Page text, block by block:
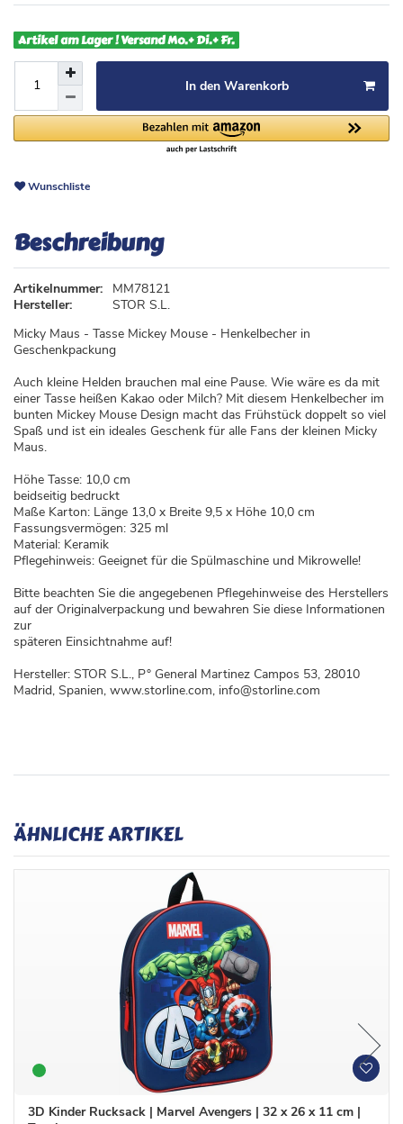
Artikel am Lager ! Versand Mo.+ Di.+ Fr.
In den Warenkorb
Wunschliste
Beschreibung
Artikelnummer:
MM78121
Hersteller:
STOR S.L.
Micky Maus - Tasse Mickey Mouse - Henkelbecher in
Geschenkpackung
Auch kleine Helden brauchen mal eine Pause. Wie wäre es da mit
einer Tasse heißen Kakao oder Milch? Mit diesem Henkelbecher im
bunten Mickey Mouse Design macht das Frühstück doppelt so viel
Spaß und ist ein ideales Geschenk für alle Fans der kleinen Micky
Maus.
Höhe Tasse: 10,0 cm
beidseitig bedruckt
Maße Karton: Länge 13,0 x Breite 9,5 x Höhe 10,0 cm
Fassungsvermögen: 325 ml
Material: Keramik
Pflegehinweis: Geeignet für die Spülmaschine und Mikrowelle!
Bitte beachten Sie die angegebenen Pflegehinweise des Herstellers
auf der Originalverpackung und bewahren Sie diese Informationen
zur
späteren Einsichtnahme auf!
Hersteller: STOR S.L., P° General Martinez Campos 53, 28010
Madrid, Spanien, www.storline.com, info@storline.com
ÄHNLICHE ARTIKEL
W
3D Kinder Rucksack | Marvel Avengers | 32 x 26 x 11 cm |
W